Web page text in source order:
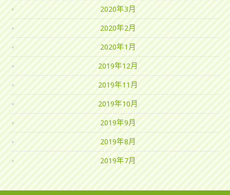
2020年3月
2020年2月
2020年1月
2019年12月
2019年11月
2019年10月
2019年9月
2019年8月
2019年7月